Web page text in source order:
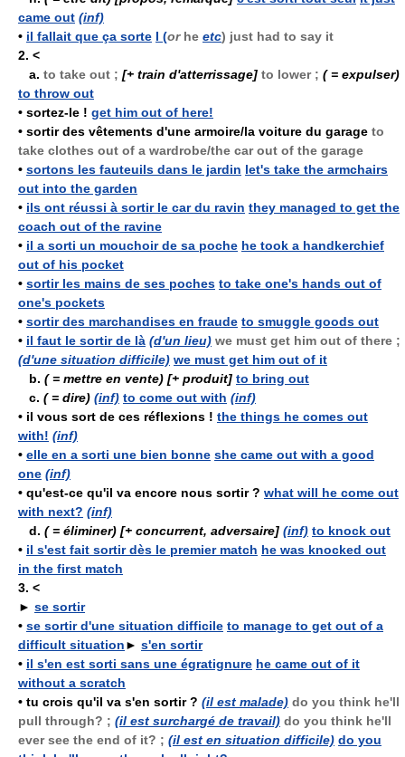
came out (inf)
• il fallait que ça sorte I (orhe etc) just had to say it
2. <
a. to take out ; [+ train d'atterrissage] to lower ; ( = expulser)
to throw out
• sortez-le ! get him out of here!
• sortir des vêtements d'une armoire/la voiture du garage to
take clothes out of a wardrobe/the car out of the garage
• sortons les fauteuils dans le jardin let's take the armchairs
out into the garden
• ils ont réussi à sortir le car du ravin they managed to get the
coach out of the ravine
• il a sorti un mouchoir de sa poche he took a handkerchief
out of his pocket
• sortir les mains de ses poches to take one's hands out of
one's pockets
• sortir des marchandises en fraude to smuggle goods out
• il faut le sortir de là (d'un lieu) we must get him out of there ;
(d'une situation difficile) we must get him out of it
b. ( = mettre en vente) [+ produit] to bring out
c. ( = dire) (inf) to come out with (inf)
• il vous sort de ces réflexions ! the things he comes out
with! (inf)
• elle en a sorti une bien bonne she came out with a good
one (inf)
• qu'est-ce qu'il va encore nous sortir ? what will he come out
with next? (inf)
d. ( = éliminer) [+ concurrent, adversaire] (inf) to knock out
• il s'est fait sortir dès le premier match he was knocked out
in the first match
3. <
► se sortir
• se sortir d'une situation difficile to manage to get out of a
difficult situation► s'en sortir
• il s'en est sorti sans une égratignure he came out of it
without a scratch
• tu crois qu'il va s'en sortir ? (il est malade) do you think he'll
pull through? ; (il est surchargé de travail) do you think he'll
ever see the end of it? ; (il est en situation difficile) do you